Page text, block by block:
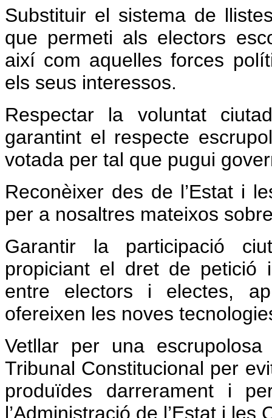
Substituir el sistema de
que permeti als electors
així com aquelles forces
els seus interessos.
Respectar la voluntat
garantint el respecte
votada per tal que pugui
Reconèixer des de l’Estat i
per a nosaltres mateixos
Garantir la participació
propiciant el dret de petició
entre electors i electes,
ofereixen les noves
Vetllar per una
Tribunal Constitucional per
produïdes darrerament i
l’Administració de l’Estat i les